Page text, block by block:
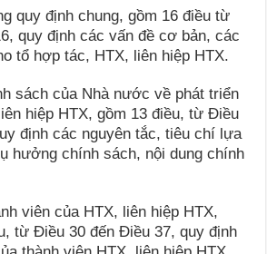
quy định chung, gồm 16 điều từ
quy định các vấn đề cơ bản, các
tổ hợp tác, HTX, liên hiệp HTX.
sách của Nhà nước về phát triển
hiệp HTX, gồm 13 điều, từ Điều
định các nguyên tắc, tiêu chí lựa
hưởng chính sách, nội dung chính
viên của HTX, liên hiệp HTX,
từ Điều 30 đến Điều 37, quy định